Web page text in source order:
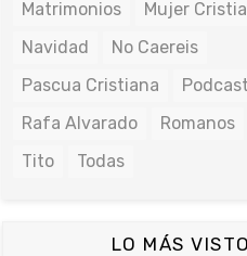
Matrimonios
Mujer
Navidad
No Caereis
Pascua Cristiana
Podcast
Rafa Alvarado
Romanos
Tito
Todas
LO MÁS VISTO